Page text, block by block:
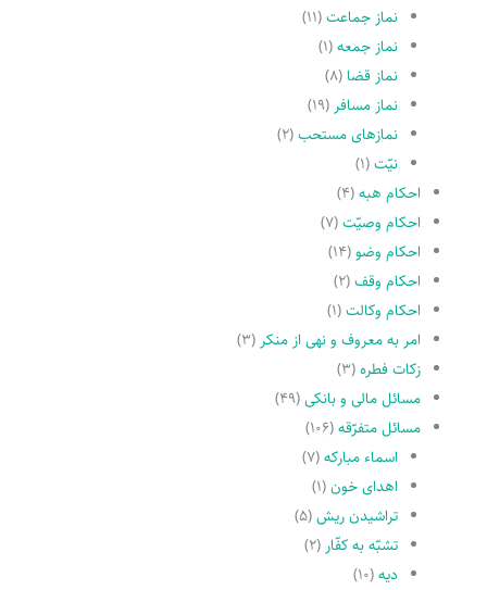
نماز جماعت(۱۱)
نماز جمعه(۱)
نماز قضا(۸)
نماز مسافر (۱۹)
نمازهاى مستحب(۲)
نیّت(۱)
احکام هبه(۴)
احکام وصیّت(۷)
احکام وضو(۱۴)
احکام وقف(۲)
احکام وکالت(۱)
امر به معروف و نهى از منکر (۳)
زکات فطره(۳)
مسائل مالی و بانکی(۴۹)
مسائل متفرّقه(۱۰۶)
اسماء مبارکه(۷)
اهدای خون(۱)
تراشیدن ریش(۵)
تشبّه به کفّار (۲)
دیه(۱۰)